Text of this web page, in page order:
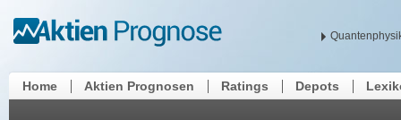
Home Aktien Prognosen Ratings Depots